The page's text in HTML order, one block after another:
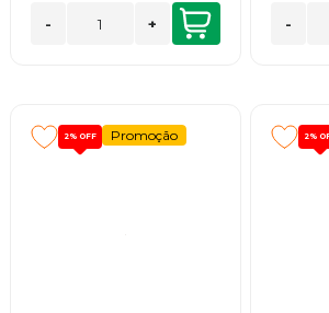
- + -
2% OFF Promoção 2%